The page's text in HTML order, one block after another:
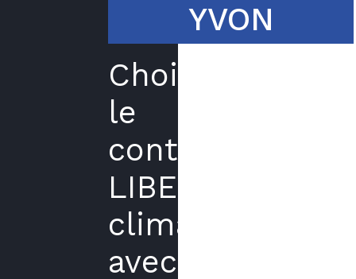
YVON
Choisir
le
contrat
LIBERTE
climatisation
avec